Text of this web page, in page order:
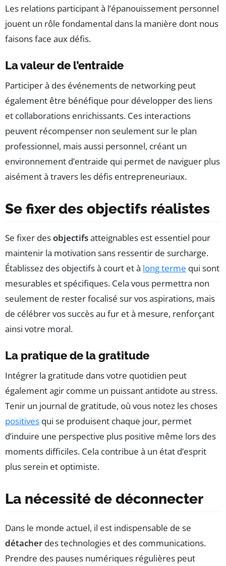
Les relations participant à l’épanouissement personnel
jouent un rôle fondamental dans la manière dont nous
faisons face aux défis.
La valeur de l’entraide
Participer à des événements de networking peut
également être bénéfique pour développer des liens
et collaborations enrichissants. Ces interactions
peuvent récompenser non seulement sur le plan
professionnel, mais aussi personnel, créant un
environnement d’entraide qui permet de naviguer plus
aisément à travers les défis entrepreneuriaux.
Se fixer des objectifs réalistes
Se fixer desobjectifsatteignables est essentiel pour
maintenir la motivation sans ressentir de surcharge.
Établissez des objectifs à court et à long terme qui sont
mesurables et spécifiques. Cela vous permettra non
seulement de rester focalisé sur vos aspirations, mais
de célébrer vos succès au fur et à mesure, renforçant
ainsi votre moral.
La pratique de la gratitude
Intégrer la gratitude dans votre quotidien peut
également agir comme un puissant antidote au stress.
Tenir un journal de gratitude, où vous notez les choses
positives qui se produisent chaque jour, permet
d’induire une perspective plus positive même lors des
moments difficiles. Cela contribue à un état d’esprit
plus serein et optimiste.
La nécessité de déconnecter
Dans le monde actuel, il est indispensable de se
détacher des technologies et des communications.
Prendre des pauses numériques régulières peut